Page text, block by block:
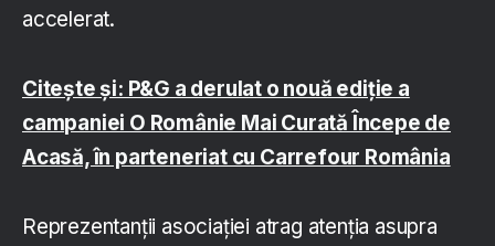
accelerat.
Citește și: P&G a derulat o nouă ediție a
campaniei O Românie Mai Curată Începe de
Acasă, în parteneriat cu Carrefour România
Reprezentanții asociației atrag atenția asupra